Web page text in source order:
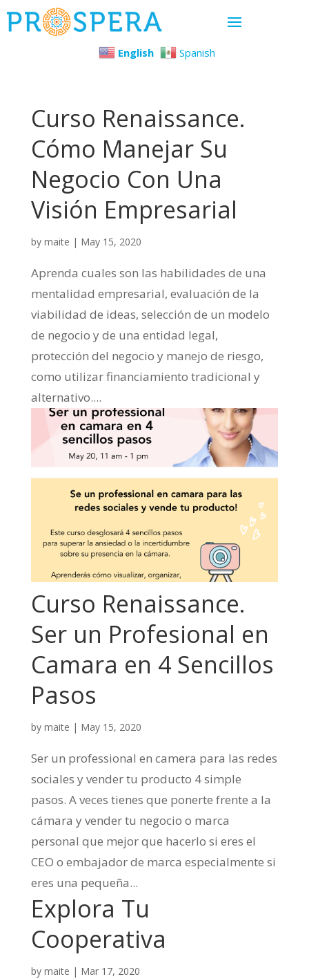
English Spanish
Curso Renaissance.
Cómo Manejar Su
Negocio Con Una
Visión Empresarial
by maite | May 15, 2020
Aprenda cuales son las habilidades de una
mentalidad empresarial, evaluación de la
viabilidad de ideas, selección de un modelo
de negocio y de una entidad legal,
protección del negocio y manejo de riesgo,
como utilizar financiamiento tradicional y
alternativo....
Curso Renaissance.
Ser un Profesional en
Camara en 4 Sencillos
Pasos
by maite | May 15, 2020
Ser un professional en camera para las redes
sociales y vender tu producto 4 simple
pasos. A veces tienes que ponerte frente a la
cámara y vender tu negocio o marca
personal que mejor que hacerlo si eres el
CEO o embajador de marca especialmente si
eres una pequeña...
Explora Tu
Cooperativa
by maite | Mar 17, 2020